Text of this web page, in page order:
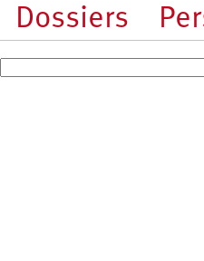
Dossiers